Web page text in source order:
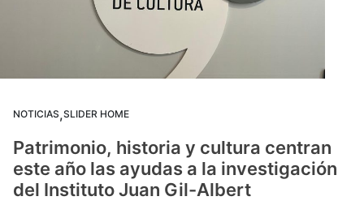
NOTICIAS,SLIDER HOME
Patrimonio, historia y cultura centran
este año las ayudas a la investigación
del Instituto Juan Gil-Albert